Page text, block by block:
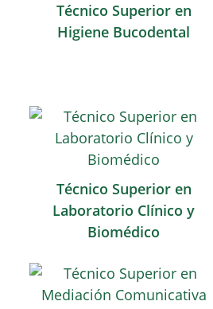
Técnico Superior en
Higiene Bucodental
Técnico Superior en
Laboratorio Clínico y
Biomédico